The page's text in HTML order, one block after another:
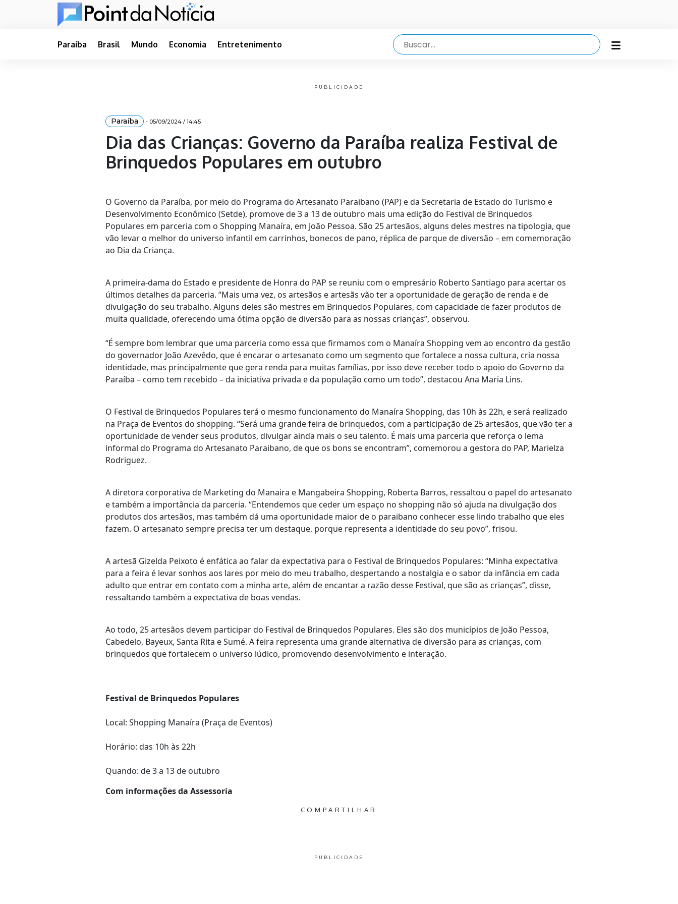
Paraíba Brasil Mundo Economia Entretenimento
PUBLICIDADE
Paraíba - 05/09/2024 / 14:45
Dia das Crianças: Governo da Paraíba realiza Festival de
Brinquedos Populares em outubro
O Governo da Paraíba, por meio do Programa do Artesanato Paraibano (PAP) e da Secretaria de Estado do Turismo e
Desenvolvimento Econômico (Setde), promove de 3 a 13 de outubro mais uma edição do Festival de Brinquedos
Populares em parceria com o Shopping Manaíra, em João Pessoa. São 25 artesãos, alguns deles mestres na tipologia, que
vão levar o melhor do universo infantil em carrinhos, bonecos de pano, réplica de parque de diversão – em comemoração
ao Dia da Criança.
A primeira-dama do Estado e presidente de Honra do PAP se reuniu com o empresário Roberto Santiago para acertar os
últimos detalhes da parceria. “Mais uma vez, os artesãos e artesãs vão ter a oportunidade de geração de renda e de
divulgação do seu trabalho. Alguns deles são mestres em Brinquedos Populares, com capacidade de fazer produtos de
muita qualidade, oferecendo uma ótima opção de diversão para as nossas crianças”, observou.
“É sempre bom lembrar que uma parceria como essa que firmamos com o Manaíra Shopping vem ao encontro da gestão
do governador João Azevêdo, que é encarar o artesanato como um segmento que fortalece a nossa cultura, cria nossa
identidade, mas principalmente que gera renda para muitas famílias, por isso deve receber todo o apoio do Governo da
Paraíba – como tem recebido – da iniciativa privada e da população como um todo”, destacou Ana Maria Lins.
O Festival de Brinquedos Populares terá o mesmo funcionamento do Manaíra Shopping, das 10h às 22h, e será realizado
na Praça de Eventos do shopping. “Será uma grande feira de brinquedos, com a participação de 25 artesãos, que vão ter a
oportunidade de vender seus produtos, divulgar ainda mais o seu talento. É mais uma parceria que reforça o lema
informal do Programa do Artesanato Paraibano, de que os bons se encontram”, comemorou a gestora do PAP, Marielza
Rodriguez.
A diretora corporativa de Marketing do Manaira e Mangabeira Shopping, Roberta Barros, ressaltou o papel do artesanato
e também a importância da parceria. “Entendemos que ceder um espaço no shopping não só ajuda na divulgação dos
produtos dos artesãos, mas também dá uma oportunidade maior de o paraibano conhecer esse lindo trabalho que eles
fazem. O artesanato sempre precisa ter um destaque, porque representa a identidade do seu povo”, frisou.
A artesã Gizelda Peixoto é enfática ao falar da expectativa para o Festival de Brinquedos Populares: “Minha expectativa
para a feira é levar sonhos aos lares por meio do meu trabalho, despertando a nostalgia e o sabor da infância em cada
adulto que entrar em contato com a minha arte, além de encantar a razão desse Festival, que são as crianças”, disse,
ressaltando também a expectativa de boas vendas.
Ao todo, 25 artesãos devem participar do Festival de Brinquedos Populares. Eles são dos municípios de João Pessoa,
Cabedelo, Bayeux, Santa Rita e Sumé. A feira representa uma grande alternativa de diversão para as crianças, com
brinquedos que fortalecem o universo lúdico, promovendo desenvolvimento e interação.
Festival de Brinquedos Populares
Local: Shopping Manaíra (Praça de Eventos)
Horário: das 10h às 22h
Quando: de 3 a 13 de outubro
Com informações da Assessoria
COMPARTILHAR
PUBLICIDADE